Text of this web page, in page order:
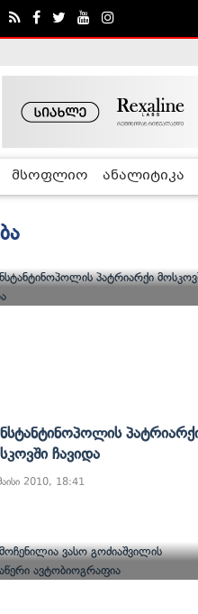
მსოფლიო ანალიტიკა
Ჩავიდა
2010, 18:41